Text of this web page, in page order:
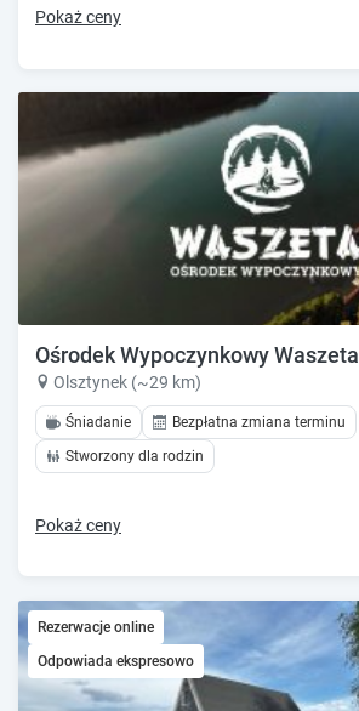
Pokaż ceny
Ośrodek Wypoczynkowy Waszeta
Olsztynek (~29 km)
Śniadanie
Bezpłatna zmiana terminu
Stworzony dla rodzin
Pokaż ceny
Rezerwacje online
Odpowiada ekspresowo